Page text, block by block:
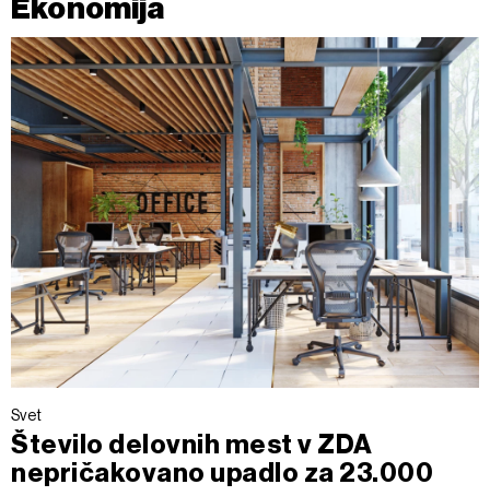
Ekonomija
Svet
Število delovnih mest v ZDA
nepričakovano upadlo za 23.000